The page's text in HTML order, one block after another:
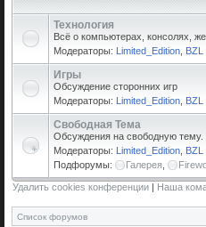
Технология
Всё о компьютерах, консолях,
Модераторы: Limited_Edition BZL
Игры
Обсуждение сторонних игр
Модераторы: Limited_Edition BZL
Свободная Тема
Обсуждения на свободную тему.
Модераторы: Limited_Edition BZL
Подфорумы:
Галерея
Удалить cookies конференции | Наша
Список форумов